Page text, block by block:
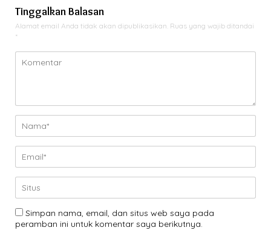
Tinggalkan Balasan
Alamat email Anda tidak akan dipublikasikan. Ruas yang wajib ditandai
*
Simpan nama, email, dan situs web saya pada
peramban ini untuk komentar saya berikutnya.